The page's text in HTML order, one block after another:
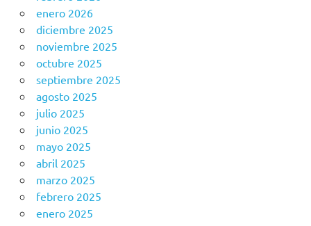
enero 2026
diciembre 2025
noviembre 2025
octubre 2025
septiembre 2025
agosto 2025
julio 2025
junio 2025
mayo 2025
abril 2025
marzo 2025
febrero 2025
enero 2025